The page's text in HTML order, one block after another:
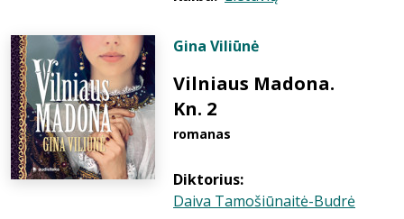
Gina Viliūnė
Vilniaus Madona.
Kn. 2
romanas
Diktorius:
Daiva Tamošiūnaitė-Budrė